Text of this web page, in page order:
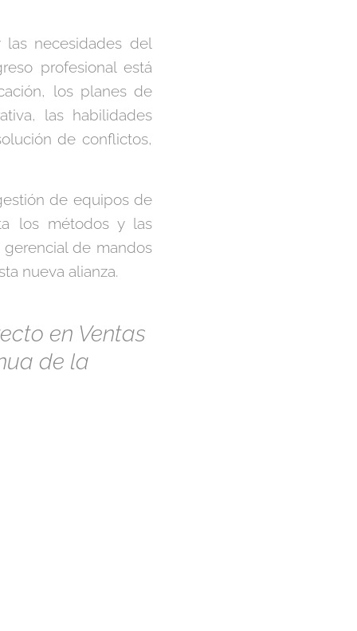
las necesidades del
profesional está
los planes de
las habilidades
de conflictos,
de equipos de
los métodos y las
de mandos
nueva alianza.
en Ventas
de la